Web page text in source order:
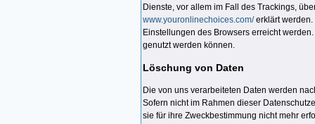
Dienste, vor allem im Fall des Trackings,
www.youronlinechoices.com/erklärt werden.
Einstellungen des Browsers erreicht
genutzt werden können.
Löschung von Daten
Die von uns verarbeiteten Daten werden
Sofern nicht im Rahmen dieser
sie für ihre Zweckbestimmung nicht mehr